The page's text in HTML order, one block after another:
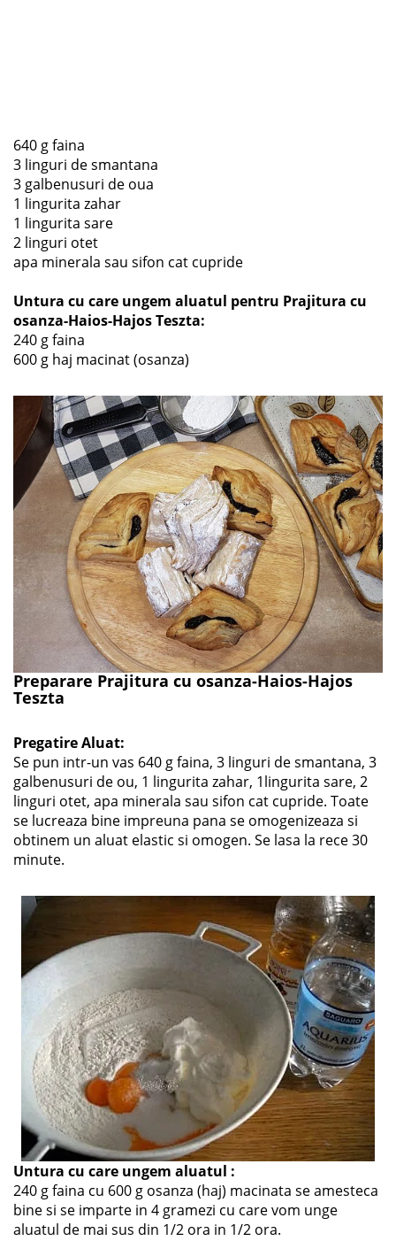
640 g faina
3 linguri de smantana
3 galbenusuri de oua
1 lingurita zahar
1 lingurita sare
2 linguri otet
apa minerala sau sifon cat cupride
Untura cu care ungem aluatul pentru Prajitura cu
osanza-Haios-Hajos Teszta:
240 g faina
600 g haj macinat (osanza)
Preparare Prajitura cu osanza-Haios-Hajos
Teszta
Pregatire Aluat:
Se pun intr-un vas 640 g faina, 3 linguri de smantana, 3
galbenusuri de ou, 1 lingurita zahar, 1lingurita sare, 2
linguri otet, apa minerala sau sifon cat cupride. Toate
se lucreaza bine impreuna pana se omogenizeaza si
obtinem un aluat elastic si omogen. Se lasa la rece 30
minute.
Untura cu care ungem aluatul :
240 g faina cu 600 g osanza (haj) macinata se amesteca
bine si se imparte in 4 gramezi cu care vom unge
aluatul de mai sus din 1/2 ora in 1/2 ora.